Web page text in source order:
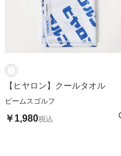
【ヒヤロン】クールタオル
ビームスゴルフ
￥1,980税込